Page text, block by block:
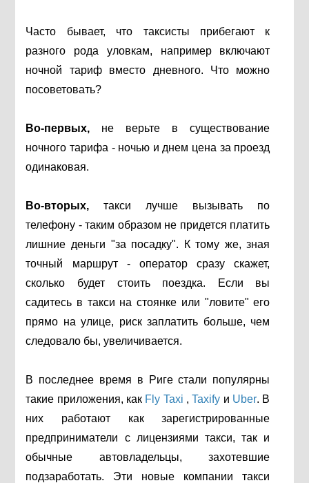
Часто бывает, что таксисты прибегают к
разного рода уловкам, например включают
ночной тариф вместо дневного. Что можно
посоветовать?
Во-первых, не верьте в существование
ночного тарифа - ночью и днем цена за проезд
одинаковая.
Во-вторых, такси лучше вызывать по
телефону - таким образом не придется платить
лишние деньги "за посадку". К тому же, зная
точный маршрут - оператор сразу скажет,
сколько будет стоить поездка. Если вы
садитесь в такси на стоянке или "ловите" его
прямо на улице, риск заплатить больше, чем
следовало бы, увеличивается.
В последнее время в Риге стали популярны
такие приложения, как Fly Taxi ,Taxify и Uber. В
них работают как зарегистрированные
предприниматели с лицензиями такси, так и
обычные автовладельцы, захотевшие
подзаработать. Эти новые компании такси